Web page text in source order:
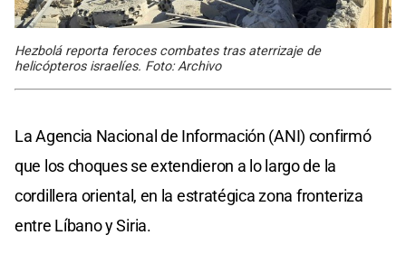
Hezbolá reporta feroces combates tras aterrizaje de
helicópteros israelíes. Foto: Archivo
La Agencia Nacional de Información (ANI) confirmó
que los choques se extendieron a lo largo de la
cordillera oriental, en la estratégica zona fronteriza
entre Líbano y Siria.